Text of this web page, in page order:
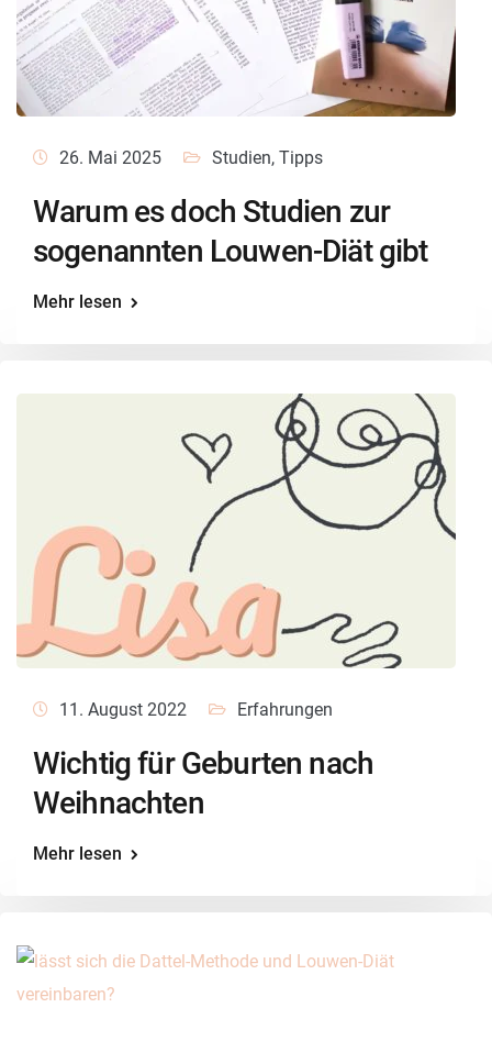
26. Mai 2025 Studien, Tipps
Warum es doch Studien zur
sogenannten Louwen-Diät gibt
Mehr lesen
11. August 2022 Erfahrungen
Wichtig für Geburten nach
Weihnachten
Mehr lesen